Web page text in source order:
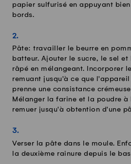
papier sulfurisé en appuyant
bords.
Pâte: travailler le beurre en
batteur. Ajouter le sucre, le sel et
râpé en mélangeant. Incorporer
remuant jusqu'à ce que
prenne une consistance
Mélanger la farine et la poudre à
remuer jusqu'à obtention d'une
Verser la pâte dans le moule.
la deuxième rainure depuis le